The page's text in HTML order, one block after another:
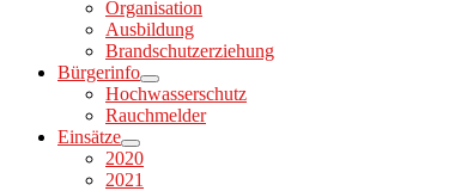
Organisation
Ausbildung
Brandschutzerziehung
Bürgerinfo
Hochwasserschutz
Rauchmelder
Einsätze
2020
2021